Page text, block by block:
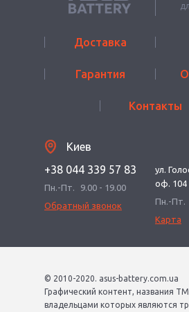
Доставка
Гарантия
Контакты
Киев
+38 044 339 57 83
Пн.-Пт.
9.00 - 19.00
Обратный звонок
ул.
оф. 104
Пн.-Пт.
Карта
© 2010-2020. asus-battery.com.ua
Графический контент, названия
владельцами которых являются